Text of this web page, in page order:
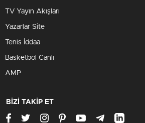
TV Yayın Akışları
Yazarlar Site
Tenis İddaa
Basketbol Canlı
AMP
BİZİ TAKİP ET